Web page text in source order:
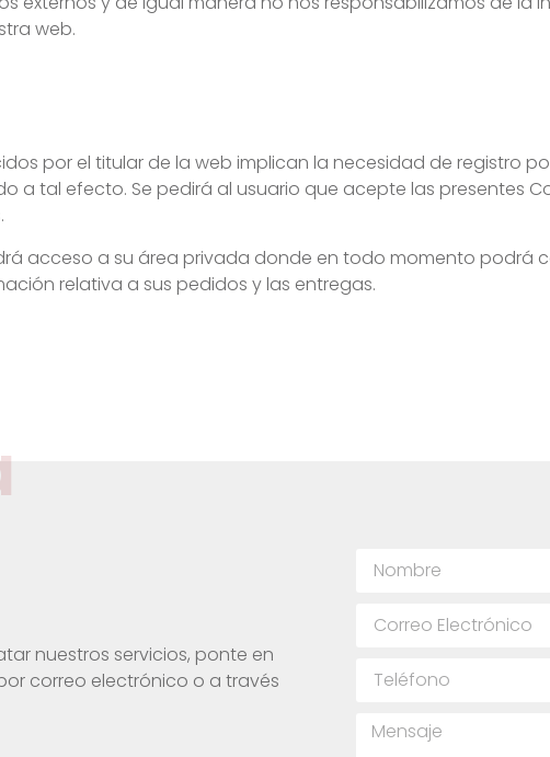
web.
por el titular de la web implican la necesidad de registro
a tal efecto. Se pedirá al usuario que acepte las presentes
acceso a su área privada donde en todo momento podrá
relativa a sus pedidos y las entregas.
nuestros servicios, ponte en
correo electrónico o a través